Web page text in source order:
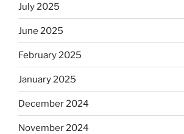
July 2025
June 2025
February 2025
January 2025
December 2024
November 2024